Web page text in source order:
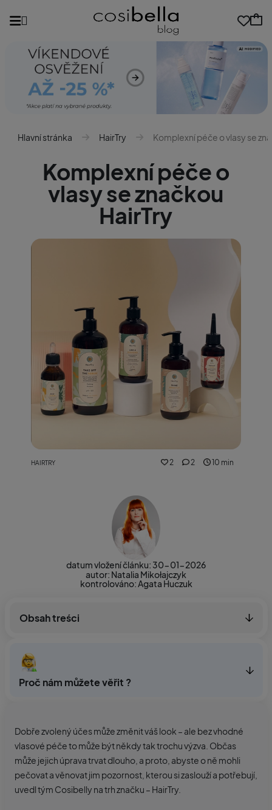
Hlavní stránka HairTry Komplexní péče o vlasy se
Komplexní péče o
vlasy se značkou
HairTry
HAIRTRY 2 2 10 min
datum vložení článku: 30-01-2026
autor: Natalia Mikołajczyk
kontrolováno:Agata Huczuk
Obsah treści
Dobře zvolený účes může změnit váš look – ale bez vhodné
vlasové péče to může být někdy tak trochu výzva. Občas
může jejich úprava trvat dlouho, a proto, abyste o ně mohli
pečovat a věnovat jim pozornost, kterou si zaslouží a potřebují,
uvedl tým Cosibelly na trh značku – HairTry.
Proč nám můžete věřit ?